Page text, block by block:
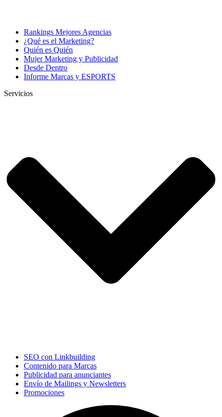
Rankings Mejores Agencias
¿Qué es el Marketing?
Quién es Quién
Mujer Marketing y Publicidad
Desde Dentro
Informe Marcas y ESPORTS
Servicios
SEO con Linkbuilding
Contenido para Marcas
Publicidad para anunciantes
Envío de Mailings y Newsletters
Promociones